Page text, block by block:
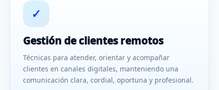
✓
Gestión de clientes remotos
Técnicas para atender, orientar y acompañar
clientes en canales digitales, manteniendo una
comunicación clara, cordial, oportuna y profesional.